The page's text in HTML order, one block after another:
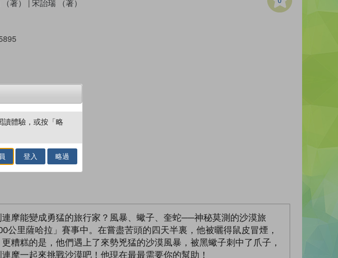
著） | 宋詒瑞 （著）
摩能變成勇猛的旅行家？風暴、蠍子、奎蛇──神秘莫測的沙漠旅
里薩哈拉」賽事中。在嘗盡苦頭的四天半裏，他被曬得鼠皮冒煙，
糟糕的是，他們遇上了來勢兇猛的沙漠風暴，被黑蠍子刺中了爪子，
一起來挑戰沙漠吧！他現在最最需要你的幫助！
讀體驗，或按「略
登入 略過